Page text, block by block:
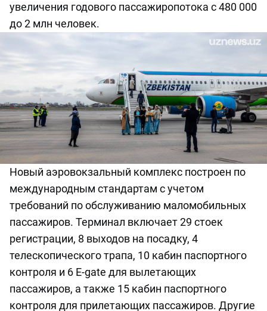
увеличения годового пассажиропотока с 480 000
до 2 млн человек.
Новый аэровокзальный комплекс построен по
международным стандартам c учетом
требований по обслуживанию маломобильных
пассажиров. Терминал включает 29 стоек
регистрации, 8 выходов на посадку, 4
телескопического трапа, 10 кабин паспортного
контроля и 6 Е-gate для вылетающих
пассажиров, а также 15 кабин паспортного
контроля для прилетающих пассажиров. Другие